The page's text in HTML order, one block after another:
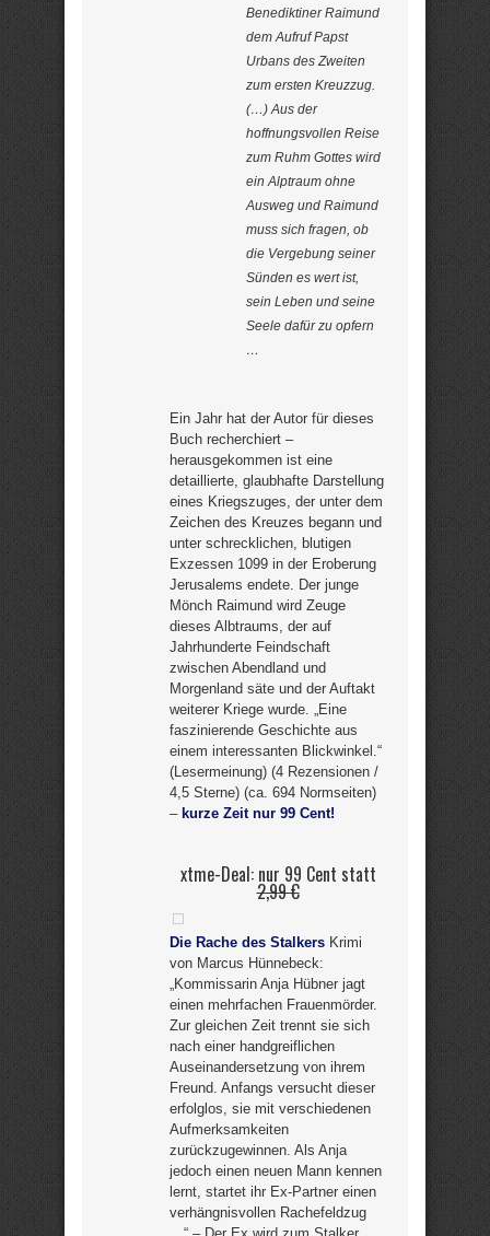
Benediktiner Raimund
dem Aufruf Papst
Urbans des Zweiten
zum ersten Kreuzzug.
(…) Aus der
hoffnungsvollen Reise
zum Ruhm Gottes wird
ein Alptraum ohne
Ausweg und Raimund
muss sich fragen, ob
die Vergebung seiner
Sünden es wert ist,
sein Leben und seine
Seele dafür zu opfern
…
Ein Jahr hat der Autor für dieses
Buch recherchiert –
herausgekommen ist eine
detaillierte, glaubhafte Darstellung
eines Kriegszuges, der unter dem
Zeichen des Kreuzes begann und
unter schrecklichen, blutigen
Exzessen 1099 in der Eroberung
Jerusalems endete. Der junge
Mönch Raimund wird Zeuge
dieses Albtraums, der auf
Jahrhunderte Feindschaft
zwischen Abendland und
Morgenland säte und der Auftakt
weiterer Kriege wurde. „Eine
faszinierende Geschichte aus
einem interessanten Blickwinkel.“
(Lesermeinung) (4 Rezensionen /
4,5 Sterne) (ca. 694 Normseiten)
– kurze Zeit nur 99 Cent!
xtme-Deal: nur 99 Cent statt
2,99 €
Die Rache des Stalkers Krimi
von Marcus Hünnebeck:
„Kommissarin Anja Hübner jagt
einen mehrfachen Frauenmörder.
Zur gleichen Zeit trennt sie sich
nach einer handgreiflichen
Auseinandersetzung von ihrem
Freund. Anfangs versucht dieser
erfolglos, sie mit verschiedenen
Aufmerksamkeiten
zurückzugewinnen. Als Anja
jedoch einen neuen Mann kennen
lernt, startet ihr Ex-Partner einen
verhängnisvollen Rachefeldzug